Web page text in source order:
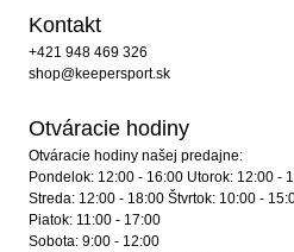
Kontakt
+421 948 469 326
shop@keepersport.sk
Otváracie hodiny
Otváracie hodiny našej predajne:
Pondelok: 12:00 - 16:00 Utorok: 12:00 -
Streda: 12:00 - 18:00 Štvrtok: 10:00 -
Piatok: 11:00 - 17:00
Sobota: 9:00 - 12:00